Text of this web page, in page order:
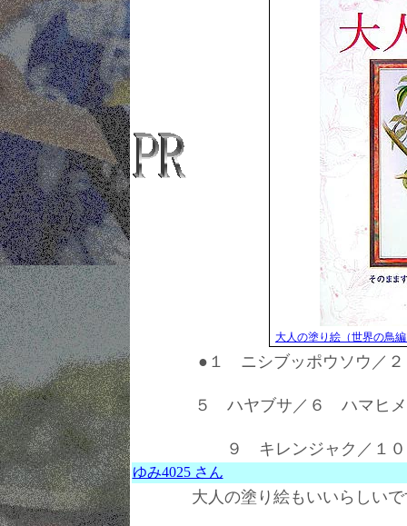
大人の塗り絵（世界の鳥
●１ ニシブッポウソウ／
５ ハヤブサ／６ ハマヒ
９ キレンジャク／１
ゆみ4025 さん
大人の塗り絵もいいらしい